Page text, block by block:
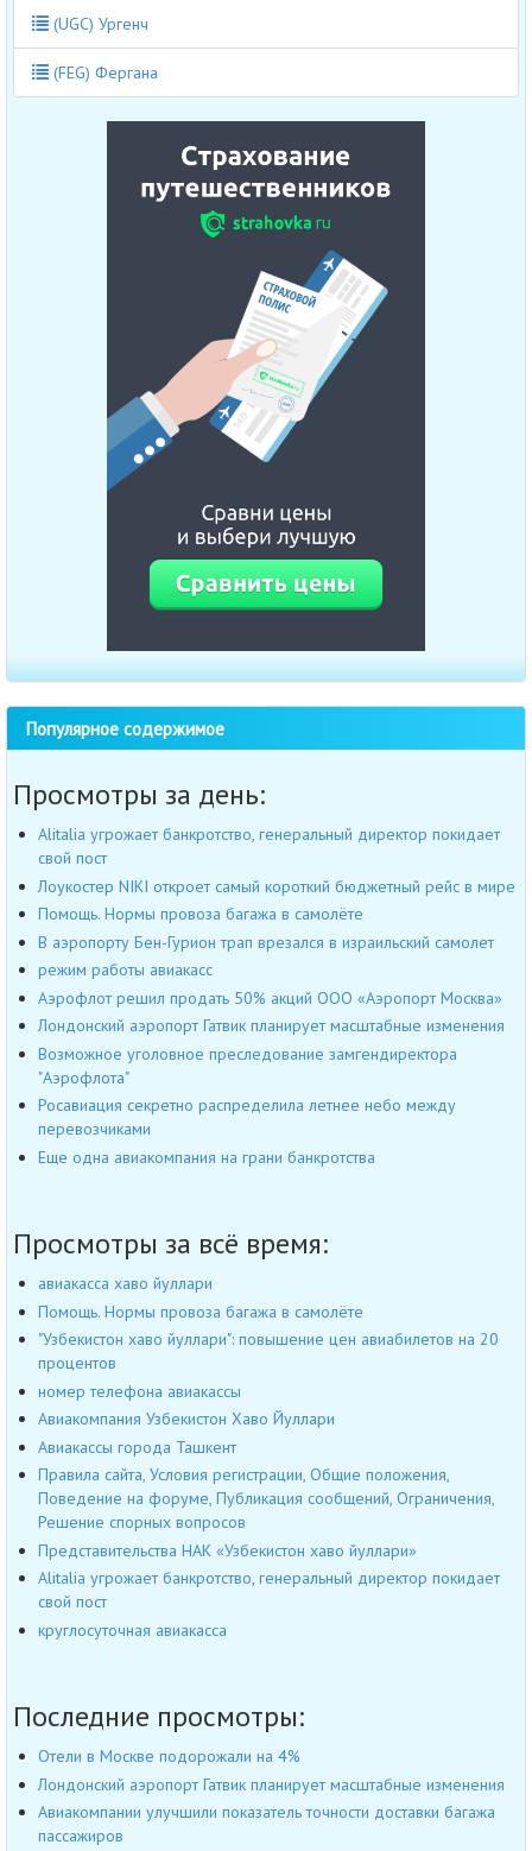
(UGC) Ургенч
(FEG) Фергана
Популярное содержимое
Просмотры за день:
Alitalia угрожает банкротство, генеральный директор покидает
свой пост
Лоукостер NIKI откроет самый короткий бюджетный рейс в мире
Помощь. Нормы провоза багажа в самолёте
В аэропорту Бен-Гурион трап врезался в израильский самолет
режим работы авиакасс
Аэрофлот решил продать 50% акций ООО «Аэропорт Москва»
Лондонский аэропорт Гатвик планирует масштабные изменения
Возможное уголовное преследование замгендиректора
"Аэрофлота"
Росавиация секретно распределила летнее небо между
перевозчиками
Еще одна авиакомпания на грани банкротства
Просмотры за всё время:
авиакасса хаво йуллари
Помощь. Нормы провоза багажа в самолёте
"Узбекистон хаво йуллари": повышение цен авиабилетов на 20
процентов
номер телефона авиакассы
Авиакомпания Узбекистон Хаво Йуллари
Авиакассы города Ташкент
Правила сайта, Условия регистрации, Общие положения,
Поведение на форуме, Публикация сообщений, Ограничения,
Решение спорных вопросов
Представительства НАК «Узбекистон хаво йуллари»
Alitalia угрожает банкротство, генеральный директор покидает
свой пост
круглосуточная авиакасса
Последние просмотры:
Отели в Москве подорожали на 4%
Лондонский аэропорт Гатвик планирует масштабные изменения
Авиакомпании улучшили показатель точности доставки багажа
пассажиров